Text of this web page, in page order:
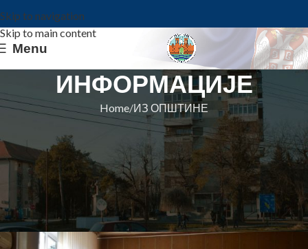
Skip to navigation
Skip to main content
Menu
ИНФОРМАЦИЈЕ
Home ИЗ ОПШТИНЕ
ИЗ ОПШТИНЕ
СА ДРУГЕ СЕДНИЦЕ ВЕЋА:
ЈАВНИ ПОЗИВ ЗА ПОСЕБНЕ
ПРОГРАМЕ У ОБЛАСТИ СПОРТА
Општина Ковин On 25. septembar 2020.